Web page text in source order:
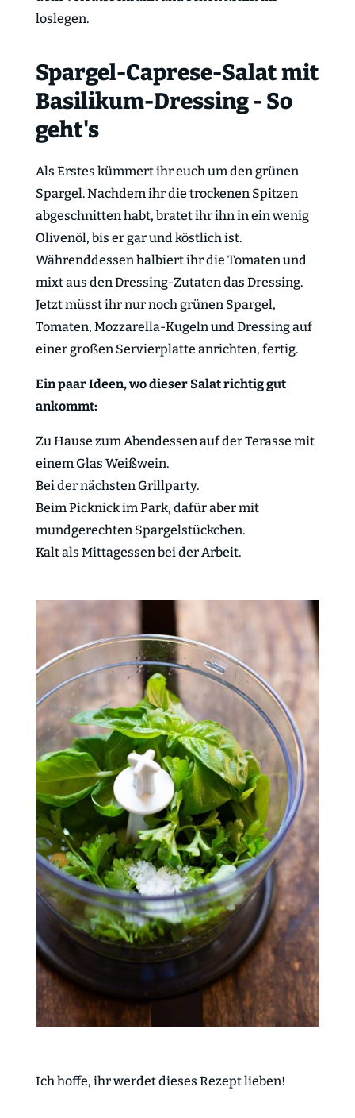
loslegen.
Spargel-Caprese-Salat mit
Basilikum-Dressing - So
geht's
Als Erstes kümmert ihr euch um den grünen
Spargel. Nachdem ihr die trockenen Spitzen
abgeschnitten habt, bratet ihr ihn in ein wenig
Olivenöl, bis er gar und köstlich ist.
Währenddessen halbiert ihr die Tomaten und
mixt aus den Dressing-Zutaten das Dressing.
Jetzt müsst ihr nur noch grünen Spargel,
Tomaten, Mozzarella-Kugeln und Dressing auf
einer großen Servierplatte anrichten, fertig.
Ein paar Ideen, wo dieser Salat richtig gut
ankommt:
Zu Hause zum Abendessen auf der Terasse mit
einem Glas Weißwein.
Bei der nächsten Grillparty.
Beim Picknick im Park, dafür aber mit
mundgerechten Spargelstückchen.
Kalt als Mittagessen bei der Arbeit.
Ich hoffe, ihr werdet dieses Rezept lieben!